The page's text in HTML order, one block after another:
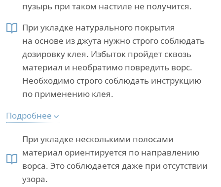
пузырь при таком настиле не получится.
При укладке натурального покрытия
на основе из джута нужно строго соблюдать
дозировку клея. Избыток пройдет сквозь
материал и необратимо повредить ворс.
Необходимо строго соблюдать инструкцию
по применению клея.
Подробнее
При укладке несколькими полосами
материал ориентируется по направлению
ворса. Это соблюдается даже при отсутствии
узора.